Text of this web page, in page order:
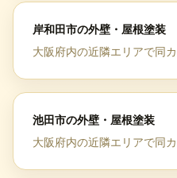
岸和田市の外壁・屋根塗装
大阪府内の近隣エリアで同
池田市の外壁・屋根塗装
大阪府内の近隣エリアで同